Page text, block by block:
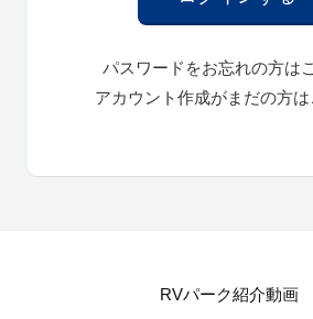
パスワードをお忘れの方は
アカウント作成がまだの方は
RVパーク紹介動画